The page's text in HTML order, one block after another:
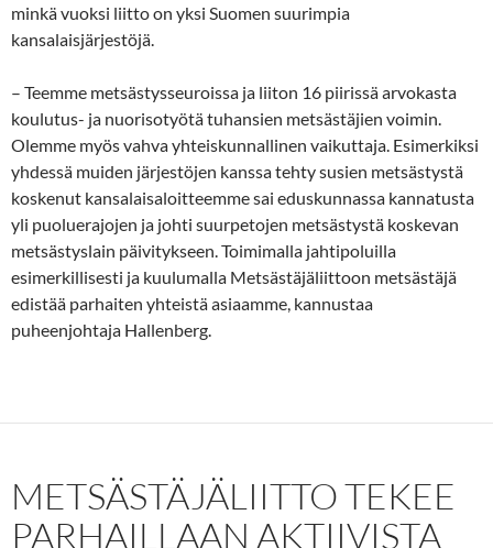
minkä vuoksi liitto on yksi Suomen suurimpia
kansalaisjärjestöjä.
– Teemme metsästysseuroissa ja liiton 16 piirissä arvokasta
koulutus- ja nuorisotyötä tuhansien metsästäjien voimin.
Olemme myös vahva yhteiskunnallinen vaikuttaja. Esimerkiksi
yhdessä muiden järjestöjen kanssa tehty susien metsästystä
koskenut kansalaisaloitteemme sai eduskunnassa kannatusta
yli puoluerajojen ja johti suurpetojen metsästystä koskevan
metsästyslain päivitykseen. Toimimalla jahtipoluilla
esimerkillisesti ja kuulumalla Metsästäjäliittoon metsästäjä
edistää parhaiten yhteistä asiaamme, kannustaa
puheenjohtaja Hallenberg.
METSÄSTÄJÄLIITTO TEKEE
PARHAILLAAN AKTIIVISTA